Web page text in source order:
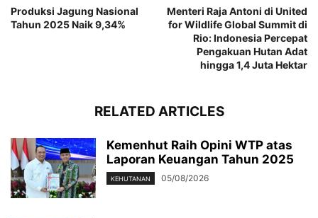
Produksi Jagung Nasional
Tahun 2025 Naik 9,34%
Menteri Raja Antoni di United
for Wildlife Global Summit di
Rio: Indonesia Percepat
Pengakuan Hutan Adat
hingga 1,4 Juta Hektar
RELATED ARTICLES
Kemenhut Raih Opini WTP atas
Laporan Keuangan Tahun 2025
KEHUTANAN 05/08/2026